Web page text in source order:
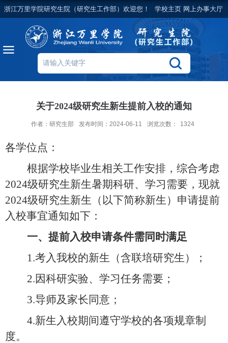
浙江万里学院研究生院（研究生工作部）欢迎您！ 学校主页 网上办事大厅
关于2024级研究生新生提前入校的通知
作者：研究生部 发布时间：2024-06-11 浏览次数： 1324
各学位点：
根据学校毕业生相关工作安排， 综合考虑
2024级研究生新生暑期科研、学习需要，现就
2024级研究生新生（以下简称新生） 申请提前
入校事宜通知如下：
一、提前入校申请条件需同时满足
1.考入我校的新生（含联培研究生）
；
2.因科研实验、学习任务需要；
3.导师及 家长同意；
4.新生 入校期间遵守学校的各项规章制
度。